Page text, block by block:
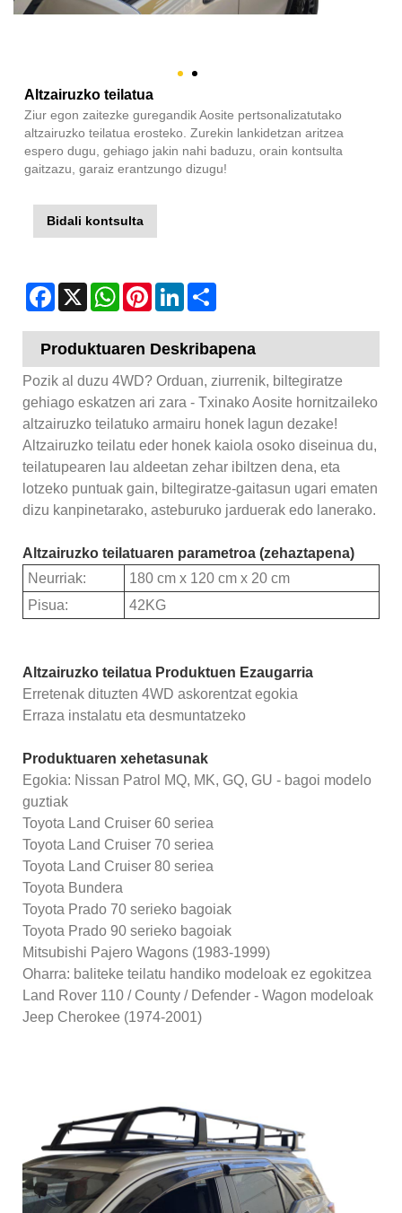
Altzairuzko teilatua
Ziur egon zaitezke guregandik Aosite pertsonalizatutako
altzairuzko teilatua erosteko. Zurekin lankidetzan aritzea
espero dugu, gehiago jakin nahi baduzu, orain kontsulta
gaitzazu, garaiz erantzungo dizugu!
Bidali kontsulta
Facebook
X WhatsAppPinterestLinkedIn
Produktuaren Deskribapena
Pozik al duzu 4WD? Orduan, ziurrenik, biltegiratze
gehiago eskatzen ari zara - Txinako Aosite hornitzaileko
altzairuzko teilatuko armairu honek lagun dezake!
Altzairuzko teilatu eder honek kaiola osoko diseinua du,
teilatupearen lau aldeetan zehar ibiltzen dena, eta
lotzeko puntuak gain, biltegiratze-gaitasun ugari ematen
dizu kanpinetarako, asteburuko jarduerak edo lanerako.
Altzairuzko teilatuaren parametroa (zehaztapena)
Neurriak:
180 cm x 120 cm x 20 cm
Pisua:
42KG
Altzairuzko teilatua Produktuen Ezaugarria
Erretenak dituzten 4WD askorentzat egokia
Erraza instalatu eta desmuntatzeko
Produktuaren xehetasunak
Egokia: Nissan Patrol MQ, MK, GQ, GU - bagoi modelo
guztiak
Toyota Land Cruiser 60 seriea
Toyota Land Cruiser 70 seriea
Toyota Land Cruiser 80 seriea
Toyota Bundera
Toyota Prado 70 serieko bagoiak
Toyota Prado 90 serieko bagoiak
Mitsubishi Pajero Wagons (1983-1999)
Oharra: baliteke teilatu handiko modeloak ez egokitzea
Land Rover 110 / County / Defender - Wagon modeloak
Jeep Cherokee (1974-2001)